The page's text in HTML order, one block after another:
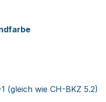
(gleich wie CH-BKZ 5.2)